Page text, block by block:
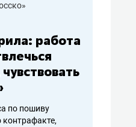
работа
по пошиву